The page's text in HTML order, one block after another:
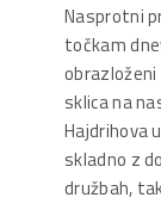
Nasprotni
točkam
sklica na
Hajdrihova
skladno z
družbah,